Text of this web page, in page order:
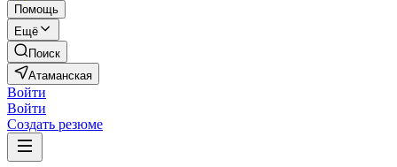
Помощь
Ещё
Поиск
Атаманская
Войти
Войти
Создать резюме